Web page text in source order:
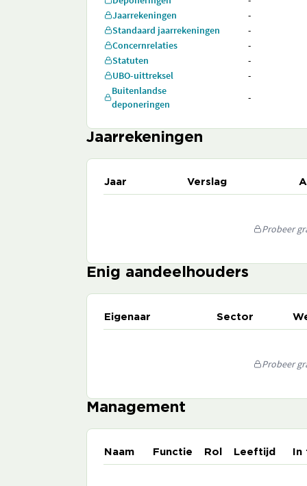
Jaarrekeningen
-
Standaard jaarrekeningen
-
Concernrelaties
-
Statuten
-
UBO-uittreksel
-
Buitenlandse
deponeringen
-
Jaarrekeningen
Jaar Verslag
Probeer
Enig aandeelhouders
Eigenaar Sector
Probeer
Management
Naam Functie Rol Leeftijd